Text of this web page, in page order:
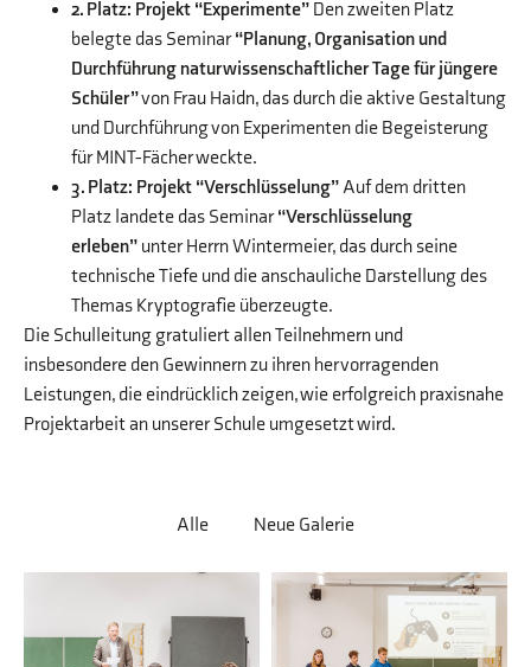
2. Platz: Projekt “Experimente” Den zweiten Platz
belegte das Seminar“Planung, Organisation und
Durchführung naturwissenschaftlicher Tage für jüngere
Schüler”von Frau Haidn, das durch die aktive Gestaltung
und Durchführung von Experimenten die Begeisterung
für MINT-Fächer weckte.
3. Platz: Projekt “Verschlüsselung”Auf dem dritten
Platz landete das Seminar“Verschlüsselung
erleben” unter Herrn Wintermeier, das durch seine
technische Tiefe und die anschauliche Darstellung des
Themas Kryptografie überzeugte.
Die Schulleitung gratuliert allen Teilnehmern und
insbesondere den Gewinnern zu ihren hervorragenden
Leistungen, die eindrücklich zeigen, wie erfolgreich praxisnahe
Projektarbeit an unserer Schule umgesetzt wird.
Alle Neue Galerie